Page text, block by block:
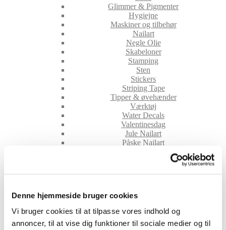
Denne hjemmeside bruger cookies
Vi bruger cookies til at tilpasse vores indhold og
annoncer, til at vise dig funktioner til sociale medier og til
Glimmer & Pigmenter
Hygiejne
Maskiner og tilbehør
Nailart
Negle Olie
Skabeloner
Stamping
Sten
Stickers
Striping Tape
Tipper & øvehænder
Værktøj
Water Decals
Valentinesdag
Jule Nailart
Påske Nailart
VIPPER
Silke
Ultra soft flat cashmere
VIPPE TILBEHØR